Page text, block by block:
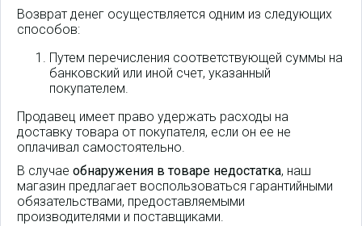
Возврат денег осуществляется одним из следующих
способов:
Путем перечисления соответствующей суммы на
банковский или иной счет, указанный
покупателем.
Продавец имеет право удержать расходы на
доставку товара от покупателя, если он ее не
оплачивал самостоятельно.
В случае обнаружения в товаре недостатка, наш
магазин предлагает воспользоваться гарантийными
обязательствами, предоставляемыми
производителями и поставщиками.